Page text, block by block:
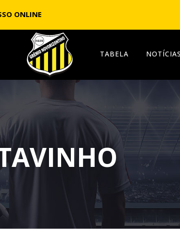
ONLINE
TABELA NOTÍCIAS